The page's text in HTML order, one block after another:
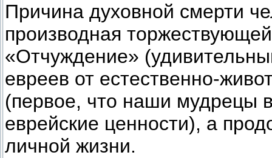
Причина духовной смерти
производная
«Отчуждение»
евреев от естественно-
(первое, что наши мудрецы
еврейские ценности), а
личной жизни.